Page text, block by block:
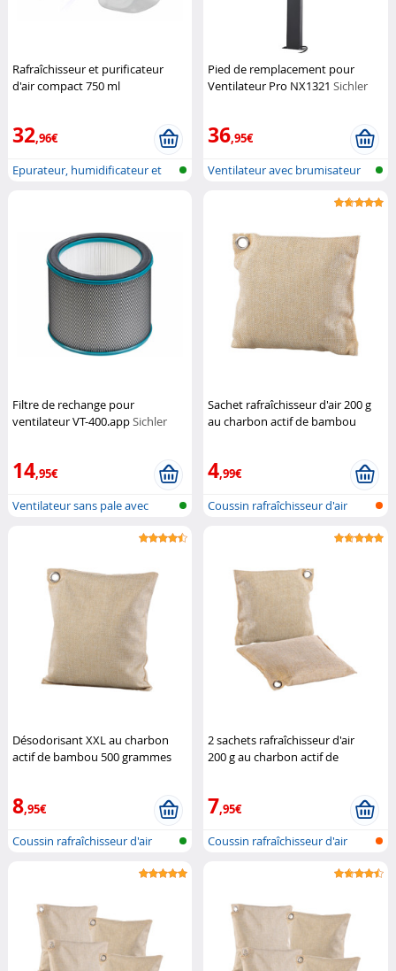
Rafraîchisseur et purificateur
d'air compact 750 ml
32,96€
Epurateur, humidificateur et
Pied de remplacement pour
Ventilateur Pro NX1321Sichler
36,95€
Ventilateur avec brumisateur
Filtre de rechange pour
ventilateur VT-400.appSichler
14,95€
Ventilateur sans pale avec
Sachet rafraîchisseur d'air 200 g
au charbon actif de bambou
4,99€
Coussin rafraîchisseur d'air
Désodorisant XXL au charbon
actif de bambou 500 grammes
8,95€
Coussin rafraîchisseur d'air
2 sachets rafraîchisseur d'air
200 g au charbon actif de
7,95€
Coussin rafraîchisseur d'air